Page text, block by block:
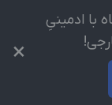
در ماه با ادمینیِ
×